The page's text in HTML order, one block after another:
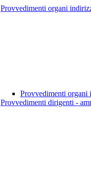
Provvedimenti organi
Provvedimenti
Provvedimenti dirigenti -